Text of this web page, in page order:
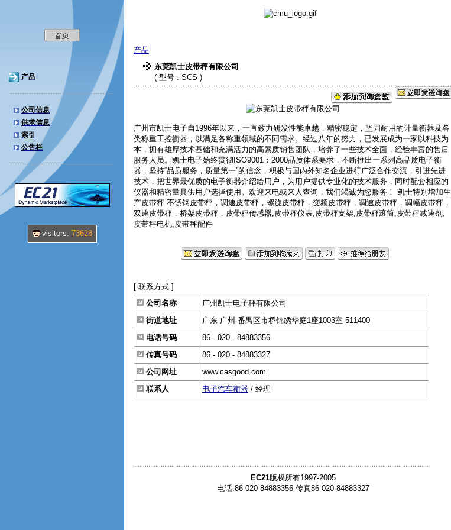
产品
公司信息
供求信息
索引
公告栏
visitors: 73628
产品
东莞凯士皮带秤有限公司
( 型号 : SCS )
广州市凯士电子自1996年以来，一直致力研发性能卓越，精密稳定，坚固耐用的计量衡器及各
类称重工控衡器，以满足各称重领域的不同需求。经过八年的努力，已发展成为一家以科技为
本，拥有雄厚技术基础和充满活力的高素质销售团队，培养了一些技术全面，经验丰富的售后
服务人员。凯士电子始终贯彻ISO9001：2000品质体系要求，不断推出一系列高品质电子衡
器，坚持“品质服务，质量第一”的信念，积极与国内外知名企业进行广泛合作交流，引进先进
技术，把世界最优质的电子衡器介绍给用户，为用户提供专业化的技术服务，同时配套相应的
仪器和精密量具供用户选择使用。欢迎来电或来人查询，我们竭诚为您服务！ 凯士特别增加生
产皮带秤-不锈钢皮带秤，调速皮带秤，螺旋皮带秤，变频皮带秤，调速皮带秤，调幅皮带秤，
双速皮带秤，桥架皮带秤，皮带秤传感器,皮带秤仪表,皮带秤支架,皮带秤滚筒,皮带秤减速剂,
皮带秤电机,皮带秤配件
[ 联系方式 ]
公司名称
广州凯士电子秤有限公司
街道地址
广东 广州 番禺区市桥锦绣华庭1座1003室 511400
电话号码
86 - 020 - 84883356
传真号码
86 - 020 - 84883327
公司网址
www.casgood.com
联系人
电子汽车衡器 / 经理
EC21版权所有1997-2005
电话:86-020-84883356 传真86-020-84883327